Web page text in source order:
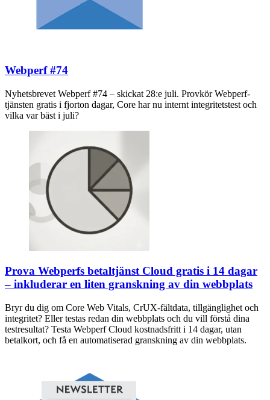
Webperf #74
Nyhetsbrevet Webperf #74 – skickat 28:e juli. Provkör Webperf-
tjänsten gratis i fjorton dagar, Core har nu internt integritetstest och
vilka var bäst i juli?
Prova Webperfs betaltjänst Cloud gratis i 14 dagar
– inkluderar en liten granskning av din webbplats
Bryr du dig om Core Web Vitals, CrUX-fältdata, tillgänglighet och
integritet? Eller testas redan din webbplats och du vill förstå dina
testresultat? Testa Webperf Cloud kostnadsfritt i 14 dagar, utan
betalkort, och få en automatiserad granskning av din webbplats.